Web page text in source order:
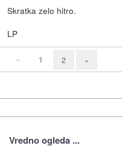
Skratka zelo hitro.
LP
« 1 2 »
Vredno ogleda ...